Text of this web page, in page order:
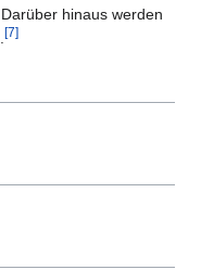
. Darüber hinaus werden
[7]